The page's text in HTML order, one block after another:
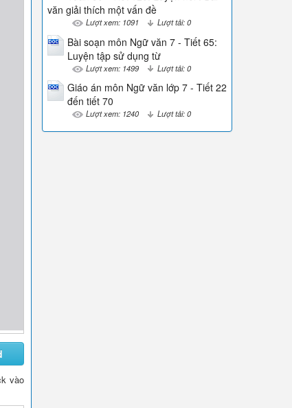
vào
văn giải thích một vấn đề
Lượt xem: 1091 Lượt tải: 0
Bài soạn môn Ngữ văn 7 - Tiết 65:
Luyện tập sử dụng từ
Lượt xem: 1499 Lượt tải: 0
Giáo án môn Ngữ văn lớp 7 - Tiết 22
đến tiết 70
Lượt xem: 1240 Lượt tải: 0